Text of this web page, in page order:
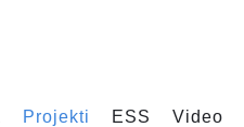
Projekti ESS Video